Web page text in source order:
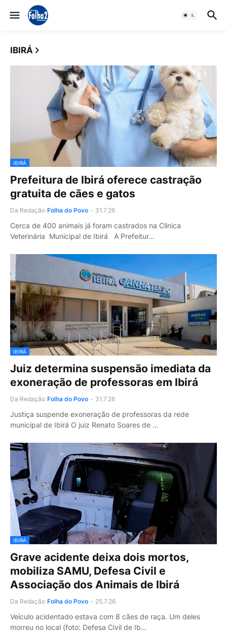
IBIRÁ
IBIRÁ
Prefeitura de Ibirá oferece castração
gratuita de cães e gatos
Da Redação Folha do Povo - 31.7.26
Cerca de 400 animais já foram castrados na Clinica
Veterinária Municipal de Ibirá A Prefeitur…
IBIRÁ
Juiz determina suspensão imediata da
exoneração de professoras em Ibirá
Da Redação Folha do Povo - 31.7.26
Justiça suspende exoneração de professoras da rede
municipal de Ibirá O juiz Renato Soares de …
IBIRÁ
Grave acidente deixa dois mortos,
mobiliza SAMU, Defesa Civil e
Associação dos Animais de Ibirá
Da Redação Folha do Povo - 25.7.26
Veículo acidentado estava com 8 cães de raça. Um deles
morreu no local (foto: Defesa Civil de Ib…